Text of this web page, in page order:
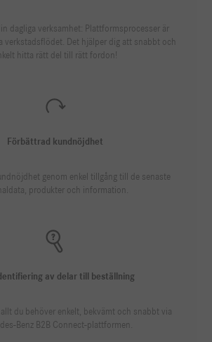
dagliga verksamhet: Plattformsprocesser är
verkstadsflödet. Det hjälper dig att snabbt och
hitta rätt del till rätt fordon!
Förbättrad kundnöjdhet
genom enkel tillgång till de senaste
produkter och information.
av delar till beställning
du behöver enkelt, bekvämt och snabbt via
Benz B2B Connect-plattformen.